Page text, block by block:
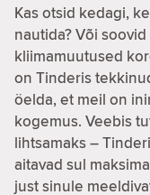
Kas otsid kedagi,
nautida? Või
kliimamuutused
on Tinderis
öelda, et meil on
kogemus. Veebis
lihtsamaks –
aitavad sul
just sinule